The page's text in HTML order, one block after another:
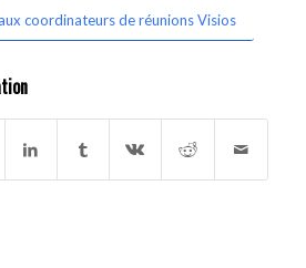
coordinateurs de réunions Visios